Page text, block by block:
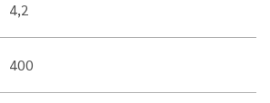
4,2
400